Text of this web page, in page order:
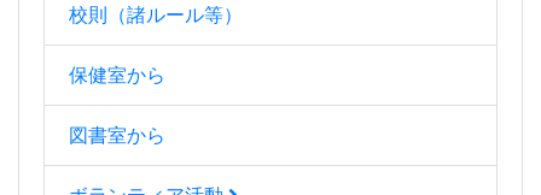
校則（諸ルール等）
保健室から
図書室から